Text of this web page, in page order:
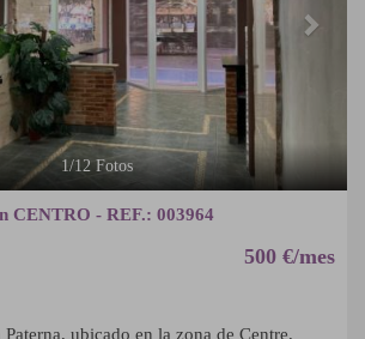
1/12Fotos
CENTRO - REF.: 003964
500 €/mes
ubicado en la zona de Centre,